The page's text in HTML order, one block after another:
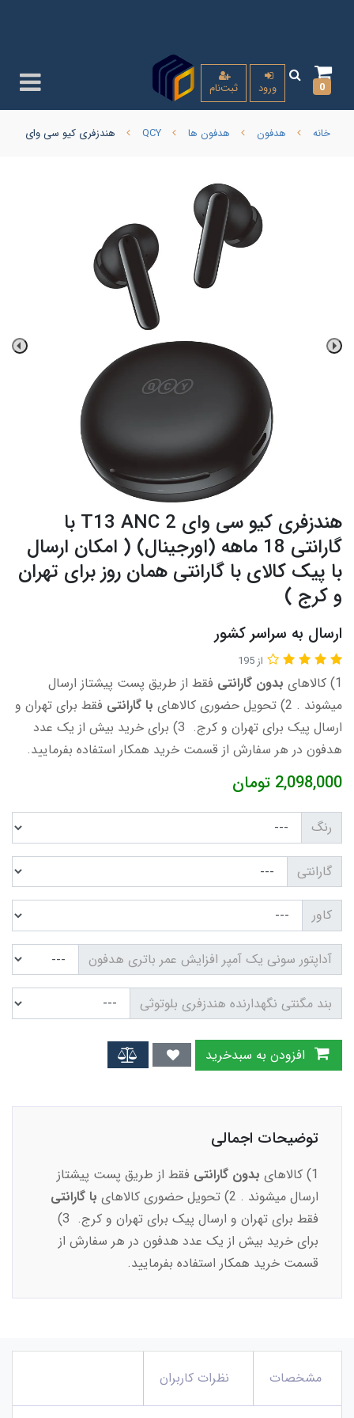
0 ورود ثبت‌نام
خانه هدفون هدفون ها QCY هندزفری کیو سی وای T13 ANC 2 با گارانتی 18 ماهه (اورجینال) ( امکان ارسال با پیک کالای با گارانتی همان روز برای تهران و کرج )
هندزفری کیو سی وای T13 ANC 2 با
گارانتی 18 ماهه (اورجینال) ( امکان ارسال
با پیک کالای با گارانتی همان روز برای تهران
و کرج )
ارسال به سراسر کشور
از 195
​​​​1) کالاهای بدون گارانتی فقط از طریق پست پیشتاز ارسال
میشوند . 2) تحویل حضوری کالاهای
با گارانتی فقط برای تهران و
ارسال پیک برای تهران و کرج. 3) برای خرید بیش از یک عدد
هدفون در هر سفارش از قسمت خرید همکار استفاده بفرمایید.
2,098,000 تومان
رنگ
گارانتی
کاور
آداپتور سونی یک آمپر افزایش عمر باتری هدفون
بند مگنتی نگهدارنده هندزفری بلوتوثی
توضیحات اجمالی
​​​​1) کالاهای بدون گارانتی فقط از طریق پست پیشتاز
ارسال میشوند . 2) تحویل حضوری کالاهای
با گارانتی
فقط برای تهران و ارسال پیک برای تهران و کرج. 3)
برای خرید بیش از یک عدد هدفون در هر سفارش از
قسمت خرید همکار استفاده بفرمایید.
مشخصات نظرات کاربران